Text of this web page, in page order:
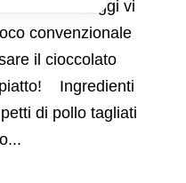
fondente Oggi vi
convenzionale
il cioccolato
Ingredienti
di pollo tagliati